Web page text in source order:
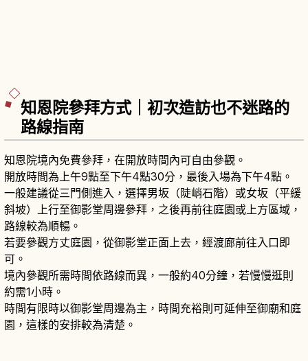
知恩院參拜方式｜初次造訪也不迷路的
路線指南
知恩院境內免費參拜，在開放時間內可自由參觀。
開放時間為上午9點至下午4點30分，最後入場為下午4點。
一般建議從三門側進入，選擇男坂（陡峭石階）或女坂（平緩
斜坡）上行至御影堂周邊參拜，之後再前往庭園或上方區域，
路線較為順暢。
若要參觀方丈庭園，從御影堂正面上去，經渡廊前往入口即
可。
境內參觀所需時間依路線而異，一般約40分鐘，若慢慢逛則
約需1小時。
時間有限時以御影堂周邊為主，時間充裕則可延伸至御廟和庭
園，這樣的安排較為清楚。